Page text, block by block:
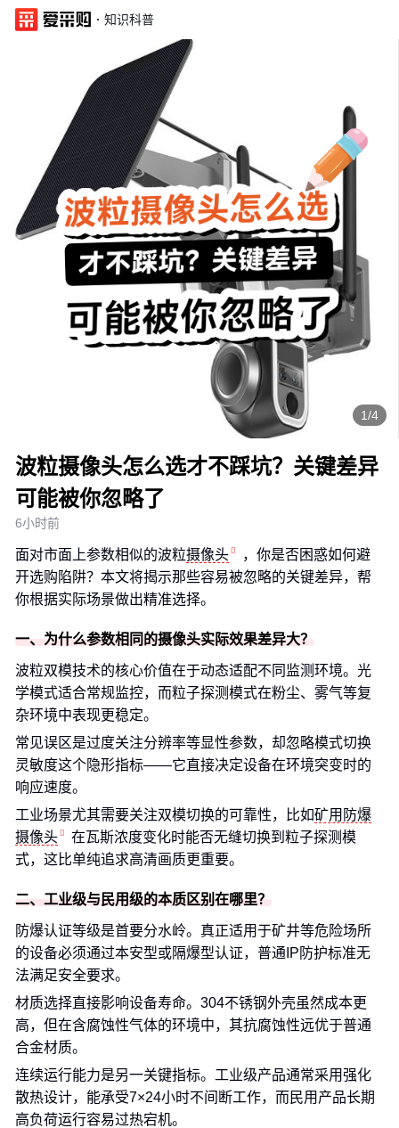
· 知识科普
1/4
波粒摄像头怎么选才不踩坑？关键差异
可能被你忽略了
6小时前
面对市面上参数相似的波粒摄像头
，你是否困惑如何避
开选购陷阱？本文将揭示那些容易被忽略的关键差异，帮
你根据实际场景做出精准选择。
一、为什么参数相同的摄像头实际效果差异大？
波粒双模技术的核心价值在于动态适配不同监测环境。光
学模式适合常规监控，而粒子探测模式在粉尘、雾气等复
杂环境中表现更稳定。
常见误区是过度关注分辨率等显性参数，却忽略模式切换
灵敏度这个隐形指标——它直接决定设备在环境突变时的
响应速度。
工业场景尤其需要关注双模切换的可靠性，比如矿用防爆
摄像头
在瓦斯浓度变化时能否无缝切换到粒子探测模
式，这比单纯追求高清画质更重要。
二、工业级与民用级的本质区别在哪里？
防爆认证等级是首要分水岭。真正适用于矿井等危险场所
的设备必须通过本安型或隔爆型认证，普通IP防护标准无
法满足安全要求。
材质选择直接影响设备寿命。304不锈钢外壳虽然成本更
高，但在含腐蚀性气体的环境中，其抗腐蚀性远优于普通
合金材质。
连续运行能力是另一关键指标。工业级产品通常采用强化
散热设计，能承受7×24小时不间断工作，而民用产品长期
高负荷运行容易过热宕机。